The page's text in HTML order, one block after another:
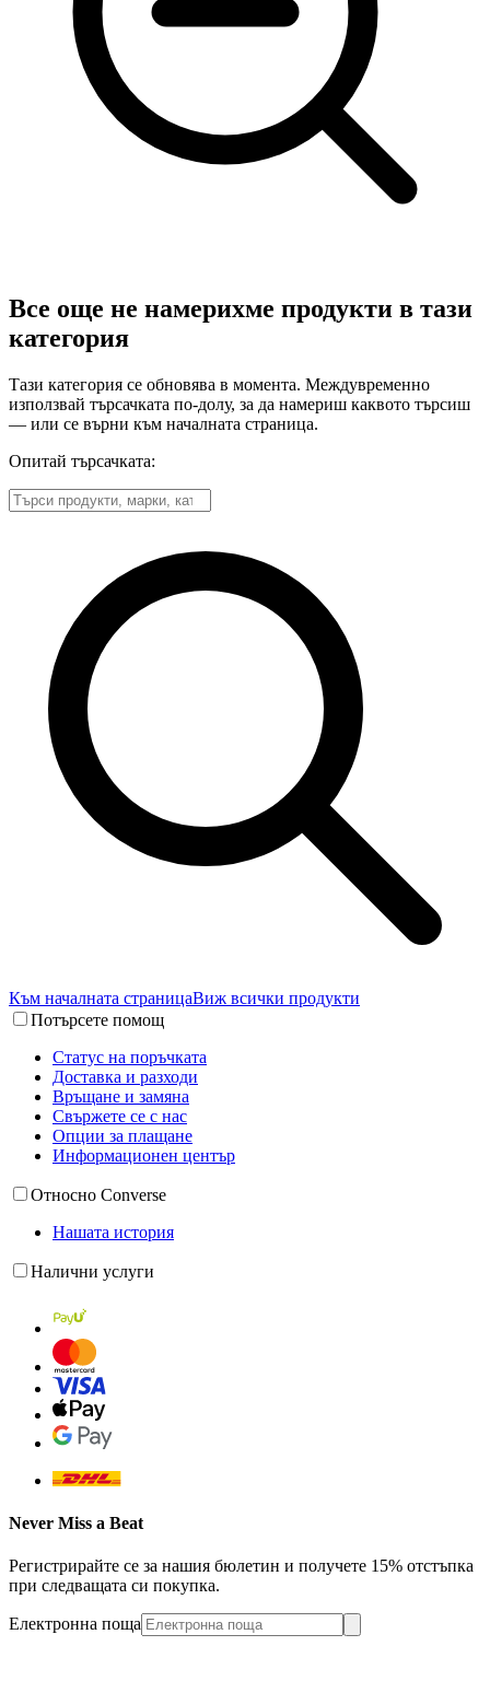
Все още не намерихме продукти в тази
категория
Тази категория се обновява в момента. Междувременно
използвай търсачката по-долу, за да намериш каквото търсиш
— или се върни към началната страница.
Опитай търсачката:
Към началната страницаВиж всички продукти
Потърсете помощ
Статус на поръчката
Доставка и разходи
Връщане и замяна
Свържете се с нас
Опции за плащане
Информационен център
Относно Converse
Нашата история
Налични услуги
Never Miss a Beat
Регистрирайте се за нашия бюлетин и получете 15% отстъпка
при следващата си покупка.
Електронна поща